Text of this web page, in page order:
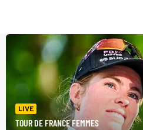
LIVE
TOUR DE FRANCE FEMMES